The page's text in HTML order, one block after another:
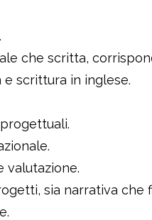
che scritta,
scrittura in inglese.
valutazione.
sia narrativa che